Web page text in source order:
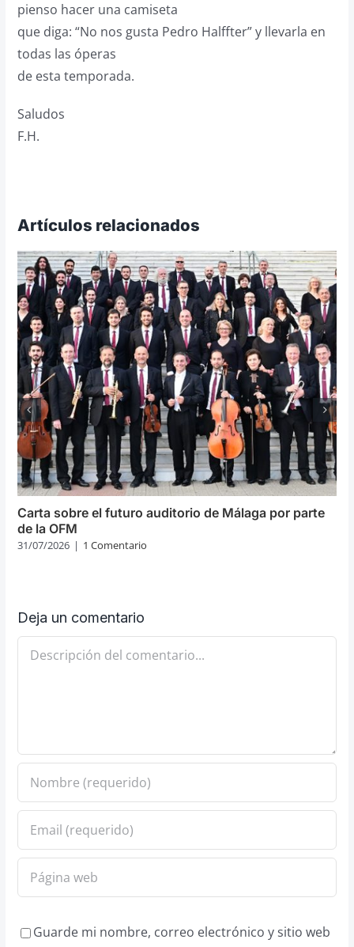
pienso hacer una camiseta
que diga: “No nos gusta Pedro Halffter” y llevarla en
todas las óperas
de esta temporada.
Saludos
F.H.
Artículos relacionados
Carta sobre el futuro auditorio de Málaga por parte
de la OFM
31/07/2026 | 1 Comentario
Deja un comentario
Comentario
Guarde mi nombre, correo electrónico y sitio web